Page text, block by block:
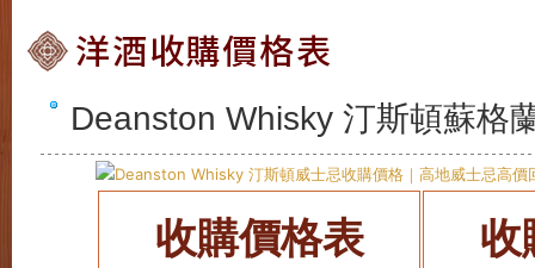
Deanston Whisky 汀斯頓蘇格
收購價格表 收